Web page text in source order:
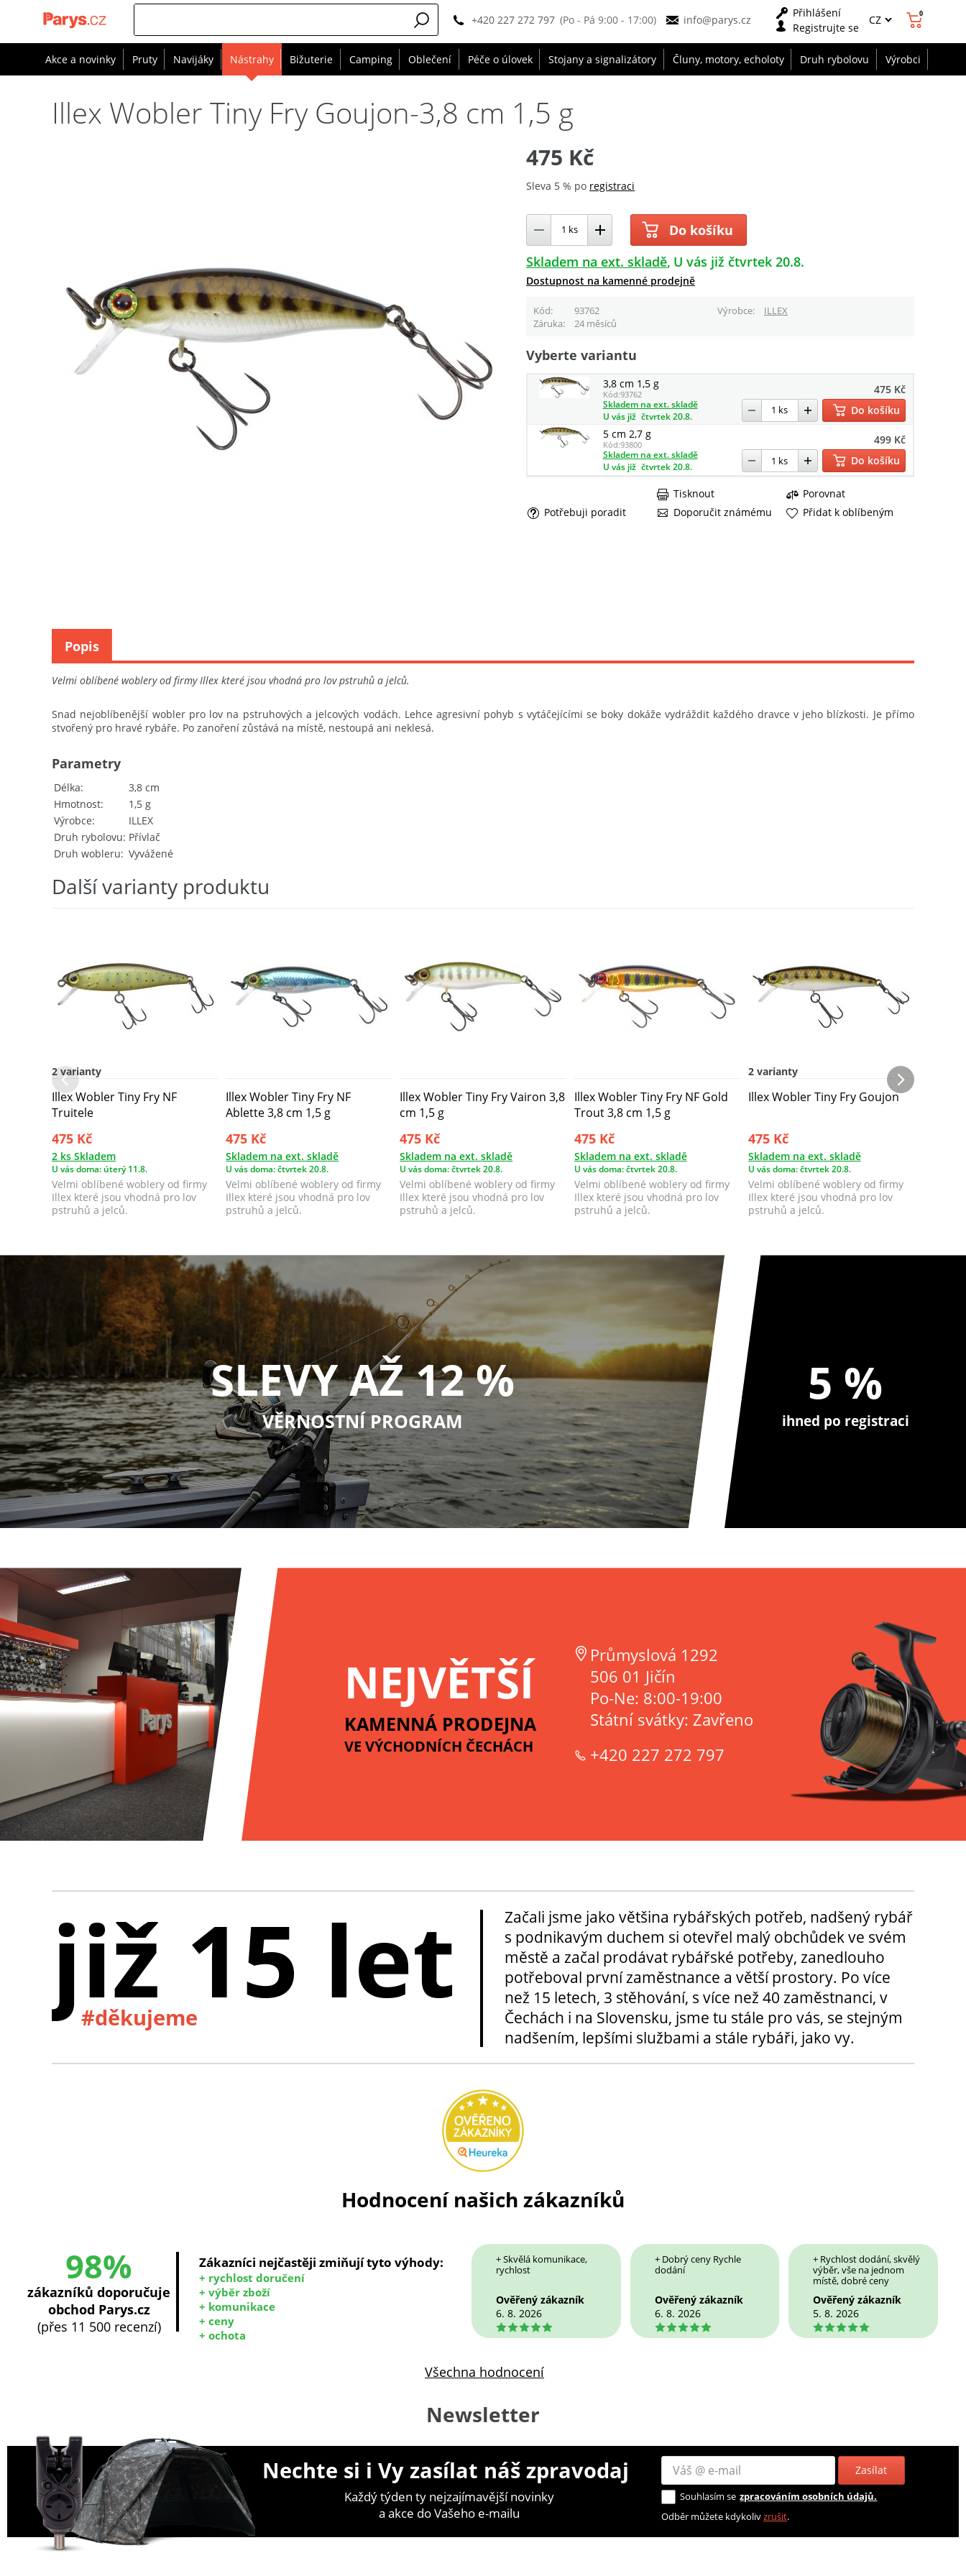
+420 227 272 797 (Po - Pá 9:00 - 17:00) info@parys.cz
Přihlášení
Registrujte se
CZ 0
Akce a novinky Pruty Navijáky Nástrahy Bižuterie Camping Oblečení Péče o úlovek Stojany a signalizátory Čluny, motory, echoloty Druh rybolovu Výrobci
Illex Wobler Tiny Fry Goujon-3,8 cm 1,5 g
475 Kč
Sleva 5 % po registraci
Do košíku
Skladem na ext. skladě U vás již čtvrtek 20.8.
Dostupnost na kamenné prodejně
Kód 93762 Výrobce
ILLEX
Záruka
24 měsíců
Vyberte variantu
3,8 cm 1,5 g
Kód:93762 475 Kč
Skladem na ext. skladě
U vás již čtvrtek 20.8.
Do košíku
5 cm 2,7 g
Kód:93800 499 Kč
Skladem na ext. skladě
U vás již čtvrtek 20.8. Do košíku
Porovnat
Potřebuji poradit
Doporučit známému
Tisknout
Přidat k oblíbeným
Velmi oblíbené woblery od firmy Illex které jsou vhodná pro lov pstruhů a jelců.
Snad nejoblíbenější wobler pro lov na pstruhových a jelcových vodách. Lehce agresivní pohyb s vytáčejícími se boky dokáže vydráždit každého dravce v jeho blízkosti. Je přímo
stvořený pro hravé rybáře. Po zanoření zůstává na místě, nestoupá ani neklesá.
Délka
3,8 cm
Hmotnost
1,5 g
Výrobce
ILLEX
Druh rybolovu Přívlač
Druh wobleru
Vyvážené
Parametry
Popis
Další varianty produktu
2 varianty
Illex Wobler Tiny Fry NF
Truitele
475 Kč
2 ks Skladem
U vás doma: úterý 11.8.
Velmi oblíbené woblery od firmy
Illex které jsou vhodná pro lov
pstruhů a jelců.
Illex Wobler Tiny Fry NF
Ablette 3,8 cm 1,5 g
475 Kč
Skladem na ext. skladě
U vás doma: čtvrtek 20.8.
Velmi oblíbené woblery od firmy
Illex které jsou vhodná pro lov
pstruhů a jelců.
Illex Wobler Tiny Fry Vairon 3,8
cm 1,5 g
475 Kč
Skladem na ext. skladě
U vás doma: čtvrtek 20.8.
Velmi oblíbené woblery od firmy
Illex které jsou vhodná pro lov
pstruhů a jelců.
Illex Wobler Tiny Fry NF Gold
Trout 3,8 cm 1,5 g
475 Kč
Skladem na ext. skladě
U vás doma: čtvrtek 20.8.
Velmi oblíbené woblery od firmy
Illex které jsou vhodná pro lov
pstruhů a jelců.
2 varianty
Illex Wobler Tiny Fry Goujon
475 Kč
Skladem na ext. skladě
U vás doma: čtvrtek 20.8.
Velmi oblíbené woblery od firmy
Illex které jsou vhodná pro lov
pstruhů a jelců.
SLEVY AŽ 12 %
VĚRNOSTNÍ PROGRAM
5 %
ihned po registraci
NEJVĚTŠÍ
KAMENNÁ PRODEJNA
VE VÝCHODNÍCH ČECHÁCH
Průmyslová 1292
506 01 Jičín
Po-Ne: 8:00-19:00
Státní svátky: Zavřeno
+420 227 272 797
již 15 let
#děkujeme
Začali jsme jako většina rybářských potřeb, nadšený rybář
s podnikavým duchem si otevřel malý obchůdek ve svém
městě a začal prodávat rybářské potřeby, zanedlouho
potřeboval první zaměstnance a větší prostory. Po více
než 15 letech, 3 stěhování, s více než 40 zaměstnanci, v
Čechách i na Slovensku, jsme tu stále pro vás, se stejným
nadšením, lepšími službami a stále rybáři, jako vy.
Hodnocení našich zákazníků
98%
zákazníků doporučuje
obchod Parys.cz
(přes 11 500 recenzí)
Zákazníci nejčastěji zmiňují tyto výhody:
+ rychlost doručení
+ výběr zboží
+ komunikace
+ ceny
+ ochota
+ Skvělá komunikace,
rychlost
Ověřený zákazník
6. 8. 2026
5
+ Dobrý ceny Rychle
dodání
Ověřený zákazník
6. 8. 2026
5
+ Rychlost dodání, skvělý
výběr, vše na jednom
místě, dobré ceny
Ověřený zákazník
5. 8. 2026
5
Všechna hodnocení
Newsletter
Nechte si i Vy zasílat náš zpravodaj Zasílat
Každý týden ty nejzajímavější novinky
a akce do Vašeho e-mailu
Souhlasím se zpracováním osobních údajů.
Odběr můžete kdykolivzrušit.